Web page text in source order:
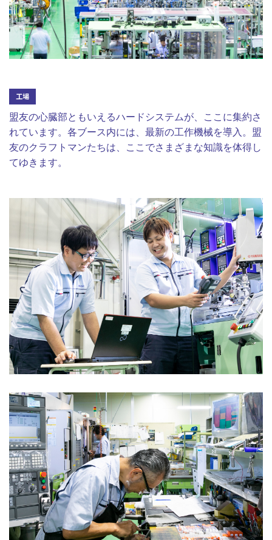
工場
盟友の心臓部ともいえるハードシステムが、ここに集約さ
れています。各ブース内には、最新の工作機械を導入。盟
友のクラフトマンたちは、ここでさまざまな知識を体得し
てゆきます。